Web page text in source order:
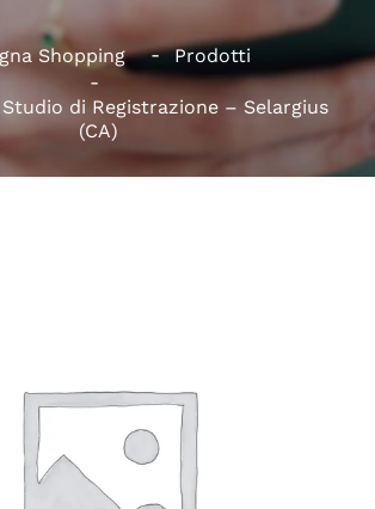
Shopping Prodotti
di Registrazione – Selargius
(CA)